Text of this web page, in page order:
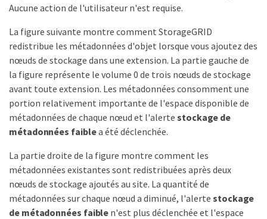
Aucune action de l'utilisateur n'est requise.
La figure suivante montre comment StorageGRID
redistribue les métadonnées d'objet lorsque vous ajoutez des
nœuds de stockage dans une extension. La partie gauche de
la figure représente le volume 0 de trois nœuds de stockage
avant toute extension. Les métadonnées consomment une
portion relativement importante de l'espace disponible de
métadonnées de chaque nœud et l'alerte stockage de
métadonnées faiblea été déclenchée.
La partie droite de la figure montre comment les
métadonnées existantes sont redistribuées après deux
nœuds de stockage ajoutés au site. La quantité de
métadonnées sur chaque nœud a diminué, l'alerte stockage
de métadonnées faible n'est plus déclenchée et l'espace